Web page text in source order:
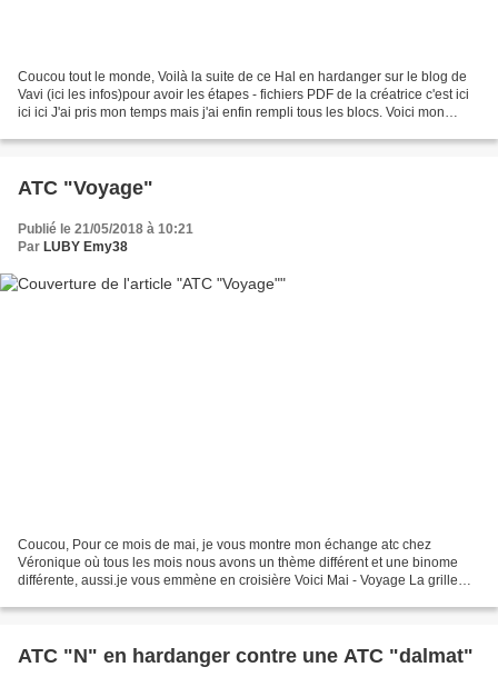
Coucou tout le monde, Voilà la suite de ce Hal en hardanger sur le blog de
Vavi (ici les infos)pour avoir les étapes - fichiers PDF de la créatrice c'est ici
ici ici J'ai pris mon temps mais j'ai enfin rempli tous les blocs. Voici mon
ATC "Voyage"
Publié le 21/05/2018 à 10:21
Par LUBY Emy38
Coucou, Pour ce mois de mai, je vous montre mon échange atc chez
Véronique où tous les mois nous avons un thème différent et une binome
différente, aussi.je vous emmène en croisière Voici Mai - Voyage La grille
ATC "N" en hardanger contre une ATC "dalmat"